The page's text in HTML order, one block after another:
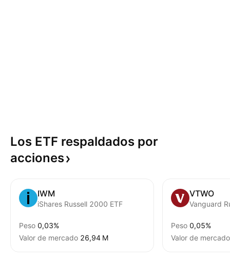
Los ETF respaldados por
acciones
IWM
iShares Russell 2000 ETF
Peso 0,03%
Valor de mercado ‪26,94 M‬
VTWO
Vanguard
Peso 0,05%
Valor de mercado